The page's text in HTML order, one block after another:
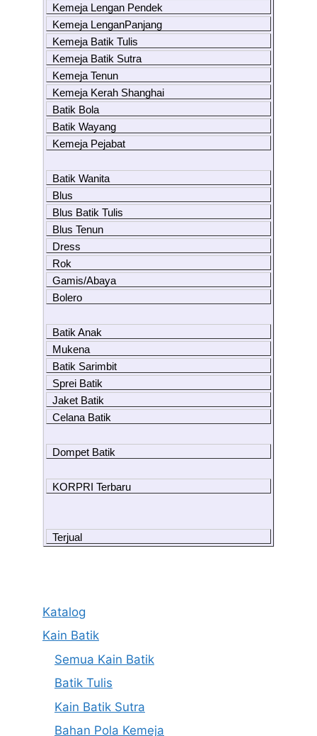
Kemeja Lengan Pendek
Kemeja LenganPanjang
Kemeja Batik Tulis
Kemeja Batik Sutra
Kemeja Tenun
Kemeja Kerah Shanghai
Batik Bola
Batik Wayang
Kemeja Pejabat
Batik Wanita
Blus
Blus Batik Tulis
Blus Tenun
Dress
Rok
Gamis/Abaya
Bolero
Batik Anak
Mukena
Batik Sarimbit
Sprei Batik
Jaket Batik
Celana Batik
Dompet Batik
KORPRI Terbaru
Terjual
Katalog
Kain Batik
Semua Kain Batik
Batik Tulis
Kain Batik Sutra
Bahan Pola Kemeja